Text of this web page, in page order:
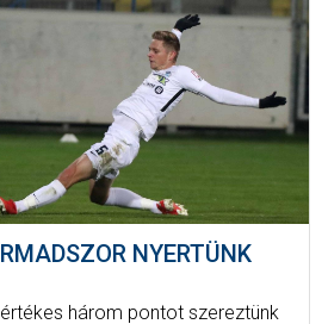
NYERTÜNK
három pontot szereztünk